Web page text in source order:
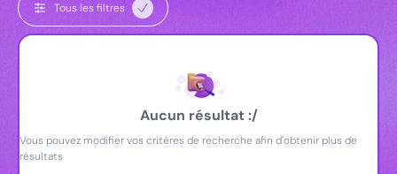
Tous les filtres
Aucun résultat :/
Vous pouvez modifier vos critères de recherche afin d'obtenir plus de
résultats